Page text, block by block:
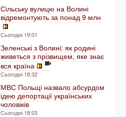
Сільську вулицю на Волині
відремонтують за понад 9 млн
Сьогодні 19:01
Зеленські з Волині: як родині
живеться з прізвищем, яке знає
вся країна
Сьогодні 18:32
МВС Польщі назвало абсурдом
ідею депортації українських
чоловіків
Сьогодні 18:03